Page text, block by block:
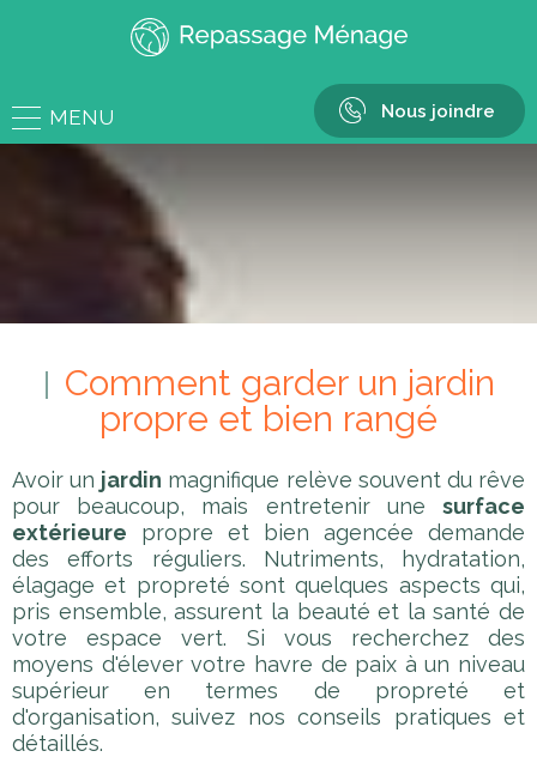
Nous joindre
MENU
Comment garder un jardin
propre et bien rangé
Avoir un jardin magnifique relève souvent du rêve
pour beaucoup, mais entretenir une surface
extérieure propre et bien agencée demande
des efforts réguliers. Nutriments, hydratation,
élagage et propreté sont quelques aspects qui,
pris ensemble, assurent la beauté et la santé de
votre espace vert. Si vous recherchez des
moyens d'élever votre havre de paix à un niveau
supérieur en termes de propreté et
d'organisation, suivez nos conseils pratiques et
détaillés.